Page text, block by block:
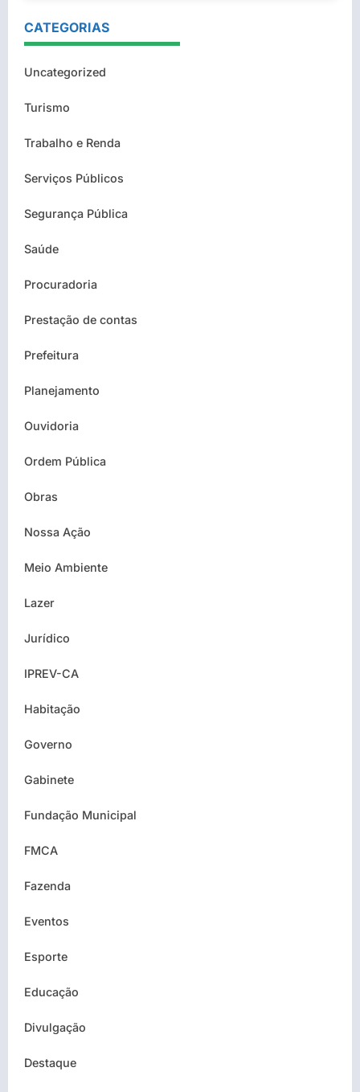
CATEGORIAS
Uncategorized
Turismo
Trabalho e Renda
Serviços Públicos
Segurança Pública
Saúde
Procuradoria
Prestação de contas
Prefeitura
Planejamento
Ouvidoria
Ordem Pública
Obras
Nossa Ação
Meio Ambiente
Lazer
Jurídico
IPREV-CA
Habitação
Governo
Gabinete
Fundação Municipal
FMCA
Fazenda
Eventos
Esporte
Educação
Divulgação
Destaque